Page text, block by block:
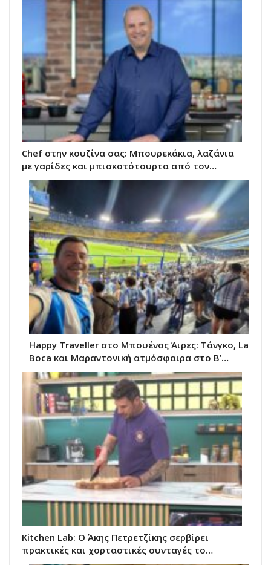
Chef στην κουζίνα σας: Μπουρεκάκια, λαζάνια
με γαρίδες και μπισκοτότουρτα από τον…
Happy Traveller στο Μπουένος Άιρες: Τάνγκο, La
Boca και Μαραντονική ατμόσφαιρα στο Β’…
Kitchen Lab: Ο Άκης Πετρετζίκης σερβίρει
πρακτικές και χορταστικές συνταγές το…